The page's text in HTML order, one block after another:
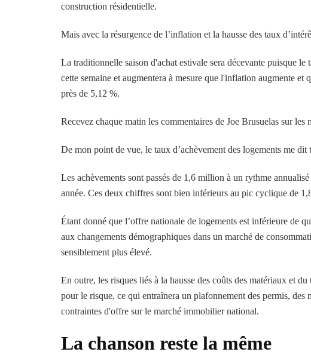
construction résidentielle.
Mais avec la résurgence de l’inflation et la hausse des taux
La traditionnelle saison d'achat estivale sera décevante puisque
cette semaine et augmentera à mesure que l'inflation augmente
près de 5,12 %.
Recevez chaque matin les commentaires de Joe Brusuelas sur
De mon point de vue, le taux d’achèvement des logements me
Les achèvements sont passés de 1,6 million à un rythme
année. Ces deux chiffres sont bien inférieurs au pic cyclique de
Étant donné que l’offre nationale de logements est inférieure de
aux changements démographiques dans un marché de
sensiblement plus élevé.
En outre, les risques liés à la hausse des coûts des matériaux et
pour le risque, ce qui entraînera un plafonnement des permis,
contraintes d'offre sur le marché immobilier national.
La chanson reste la même